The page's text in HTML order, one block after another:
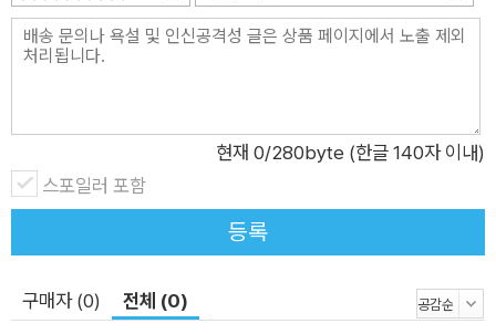
듣고 캄보디아로 동생만 데리고 떠납니다. 집에 남은 민국이와 할
머니는 엄마가 돌아오지 않을까 봐 걱정을 하지요. 할머니와 민국
음을 살짝 들여다볼까요? 소원 들어주는 할아버지 보미의 생일
이에요. 달력에 빨간 표시도 해 놓고, 엄마에게 살짝 티도 내 보았
는데 아무래도 모르는 것 같아요. 어떻게 엄마, 아빠가 생일을 까
먹을 수 있죠? 화가 난 보미 앞에 소원을 들어주는 할아버지가 나
타나요. 보미는 어떤 소원을 빌었을까요? 보미는 행복한 생일을
보낼 수 있을까요? 우리 집에 온 직. 박. 구리 반려동물을 키우고
싶었던 진우에게 직박구리 세 마리가 나타났어요. 진우는 직박구
현재 0/280byte (한글 140자 이내)
스포일러 포함
등록
구매자 (0) 전체 (0)